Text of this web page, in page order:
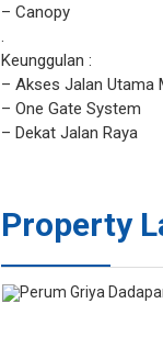
– Canopy
.
Keunggulan :
– Akses Jalan Utama
– One Gate System
– Dekat Jalan Raya
Property